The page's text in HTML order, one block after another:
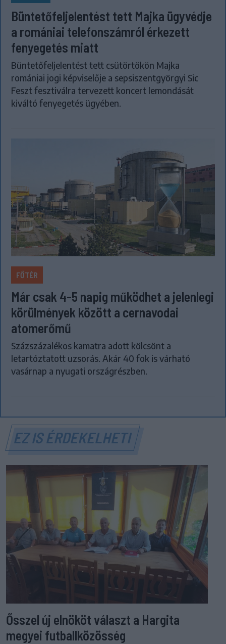
Büntetőfeljelentést tett Majka ügyvédje
a romániai telefonszámról érkezett
fenyegetés miatt
Büntetőfeljelentést tett csütörtökön Majka
romániai jogi képviselője a sepsiszentgyörgyi Sic
Feszt fesztiválra tervezett koncert lemondását
kiváltó fenyegetés ügyében.
FŐTÉR
Már csak 4-5 napig működhet a jelenlegi
körülmények között a cernavodai
atomerőmű
Százszázalékos kamatra adott kölcsönt a
letartóztatott uzsorás. Akár 40 fok is várható
vasárnap a nyugati országrészben.
EZ IS ÉRDEKELHETI
Ősszel új elnököt választ a Hargita
megyei futballközösség